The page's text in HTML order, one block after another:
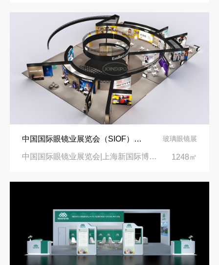
中国国际眼镜业展览会（SIOF）‌展台设计搭建-眼镜业巨头依视路陆逊梯卡 玻璃眼镜展
中国国际眼镜业展览会|上海新国际博览中心‌ 1248㎡